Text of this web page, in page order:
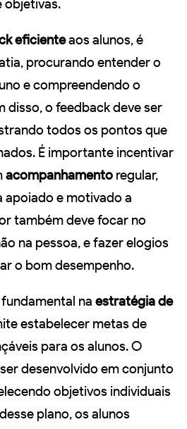
objetivas.
eficienteaos alunos, é
procurando entender o
e compreendendo o
disso, o feedback deve ser
todos os pontos que
É importante incentivar
acompanhamento regular,
apoiado e motivado a
também deve focar no
na pessoa, e fazer elogios
o bom desempenho.
na estratégia de
estabelecer metas de
para os alunos. O
desenvolvido em conjunto
objetivos individuais
plano, os alunos